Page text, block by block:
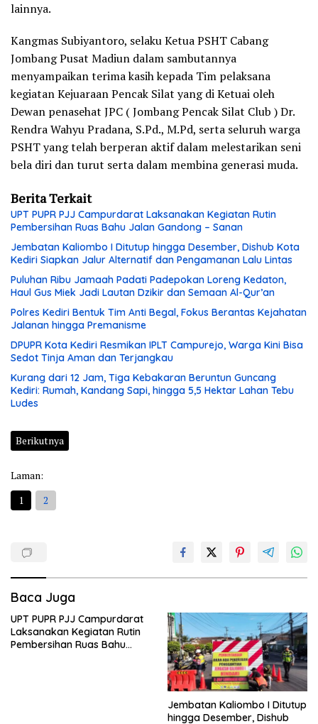
lainnya.
Kangmas Subiyantoro, selaku Ketua PSHT Cabang
Jombang Pusat Madiun dalam sambutannya
menyampaikan terima kasih kepada Tim pelaksana
kegiatan Kejuaraan Pencak Silat yang di Ketuai oleh
Dewan penasehat JPC ( Jombang Pencak Silat Club ) Dr.
Rendra Wahyu Pradana, S.Pd., M.Pd, serta seluruh warga
PSHT yang telah berperan aktif dalam melestarikan seni
bela diri dan turut serta dalam membina generasi muda.
Berita Terkait
UPT PUPR PJJ Campurdarat Laksanakan Kegiatan Rutin
Pembersihan Ruas Bahu Jalan Gandong – Sanan
Jembatan Kaliombo I Ditutup hingga Desember, Dishub Kota
Kediri Siapkan Jalur Alternatif dan Pengamanan Lalu Lintas
Puluhan Ribu Jamaah Padati Padepokan Loreng Kedaton,
Haul Gus Miek Jadi Lautan Dzikir dan Semaan Al-Qur’an
Polres Kediri Bentuk Tim Anti Begal, Fokus Berantas Kejahatan
Jalanan hingga Premanisme
DPUPR Kota Kediri Resmikan IPLT Campurejo, Warga Kini Bisa
Sedot Tinja Aman dan Terjangkau
Kurang dari 12 Jam, Tiga Kebakaran Beruntun Guncang
Kediri: Rumah, Kandang Sapi, hingga 5,5 Hektar Lahan Tebu
Ludes
Berikutnya
Laman:
1
2
Baca Juga
UPT PUPR PJJ Campurdarat
Laksanakan Kegiatan Rutin
Pembersihan Ruas Bahu
Jembatan Kaliombo I Ditutup
hingga Desember, Dishub